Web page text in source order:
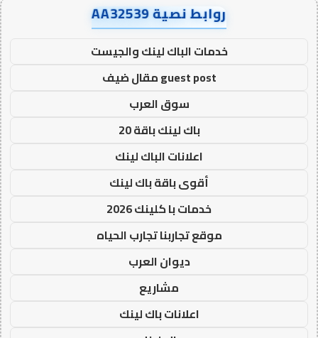
روابط نصية AA32539
خدمات الباك لينك والجيست
guest post مقال ضيف
سوق العرب
باك لينك باقة 20
اعلانات الباك لينك
أقوى باقة باك لينك
خدمات با كلينك 2026
موقع تجاربنا تجارب الحياه
ديوان العرب
مشاريع
اعلانات باك لينك